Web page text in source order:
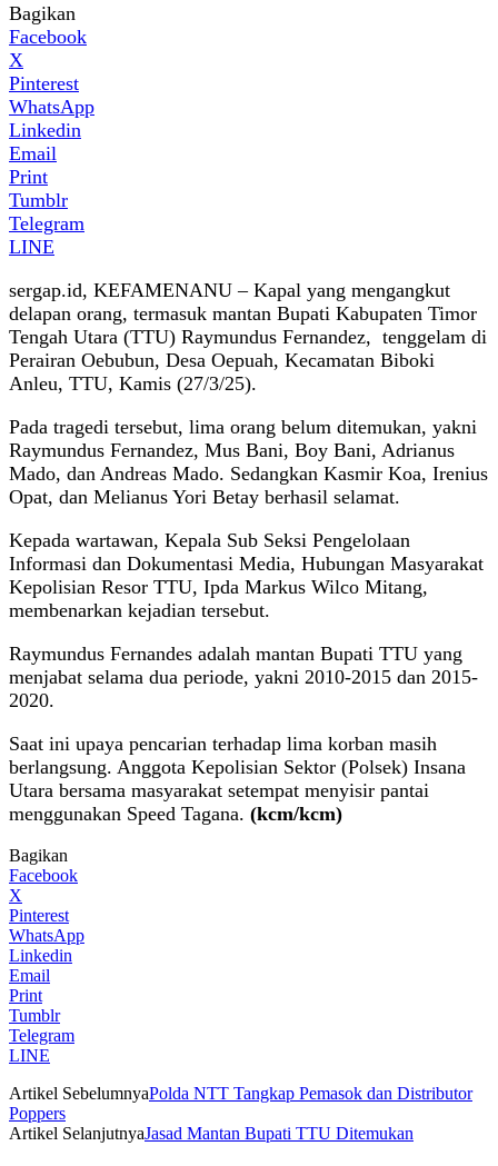
Bagikan
Facebook
X
Pinterest
WhatsApp
Linkedin
Email
Print
Tumblr
Telegram
LINE
sergap.id, KEFAMENANU – Kapal yang mengangkut
delapan orang, termasuk mantan Bupati Kabupaten Timor
Tengah Utara (TTU) Raymundus Fernandez, tenggelam di
Perairan Oebubun, Desa Oepuah, Kecamatan Biboki
Anleu, TTU, Kamis (27/3/25).
Pada tragedi tersebut, lima orang belum ditemukan, yakni
Raymundus Fernandez, Mus Bani, Boy Bani, Adrianus
Mado, dan Andreas Mado. Sedangkan Kasmir Koa, Irenius
Opat, dan Melianus Yori Betay berhasil selamat.
Kepada wartawan, Kepala Sub Seksi Pengelolaan
Informasi dan Dokumentasi Media, Hubungan Masyarakat
Kepolisian Resor TTU, Ipda Markus Wilco Mitang,
membenarkan kejadian tersebut.
Raymundus Fernandes adalah mantan Bupati TTU yang
menjabat selama dua periode, yakni 2010-2015 dan 2015-
2020.
Saat ini upaya pencarian terhadap lima korban masih
berlangsung. Anggota Kepolisian Sektor (Polsek) Insana
Utara bersama masyarakat setempat menyisir pantai
menggunakan Speed Tagana. (kcm/kcm)
Bagikan
Facebook
X
Pinterest
WhatsApp
Linkedin
Email
Print
Tumblr
Telegram
LINE
Artikel SebelumnyaPolda NTT Tangkap Pemasok dan Distributor
Poppers
Artikel SelanjutnyaJasad Mantan Bupati TTU Ditemukan